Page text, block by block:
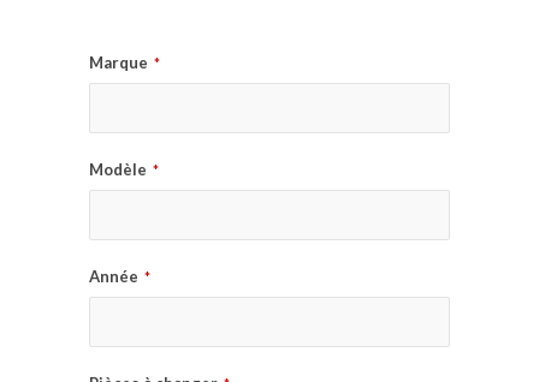
Marque *
Modèle *
Année *